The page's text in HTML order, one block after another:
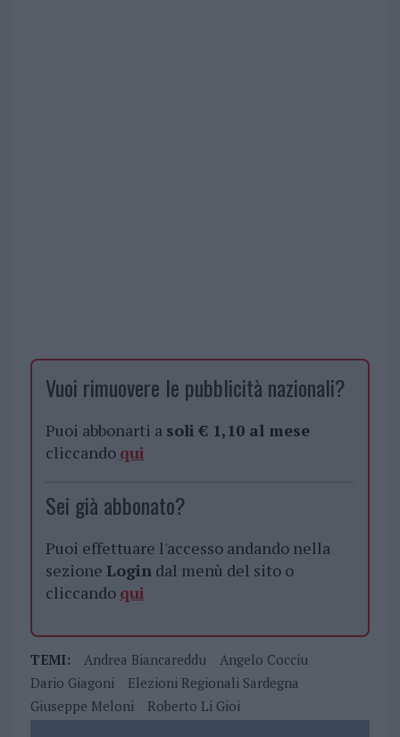
Vuoi rimuovere le pubblicità nazionali?
Puoi abbonarti a soli € 1,10 al mese
cliccando qui
Sei già abbonato?
Puoi effettuare l'accesso andando nella
sezione Logindal menù del sito o
cliccando qui
TEMI: Andrea Biancareddu
Angelo Cocciu
Dario Giagoni
Elezioni Regionali Sardegna
Giuseppe Meloni
Roberto Li Gioi